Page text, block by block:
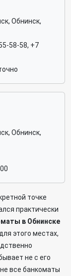
Обнинск,
58-58, +7
Обнинск,
точке
практически
в Обнинске
этого местах,
не с его
все банкоматы